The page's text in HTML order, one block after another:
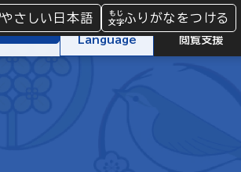
やさしい日本語 ふりがなをつける
検索
Language 閲覧支援